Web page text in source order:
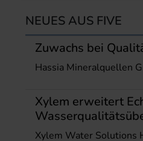
NEUES AUS FIVE
Zuwachs bei
Hassia Mineralquellen
Xylem erweitert
Xylem Water Solutions